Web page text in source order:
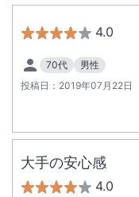
4.0
70代
男性
投稿日： 2019年07月22日
大手の安心感
4.0